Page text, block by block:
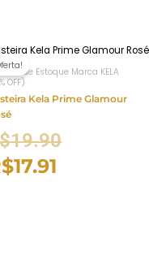
de Estoque Marca KELA
OFF)
Kela Prime Glamour
19.90
17.91